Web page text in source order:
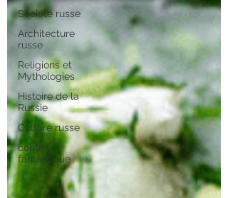
Société russe
Architecture
russe
Religions et
Mythologies
Histoire de la
Russie
Culture russe
conte
fantastique